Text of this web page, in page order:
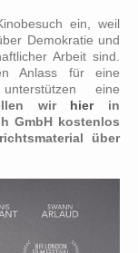
ein, weil
Demokratie und
Arbeit sind.
Anlass für eine
eine
wir hierin
GmbH kostenlos
über